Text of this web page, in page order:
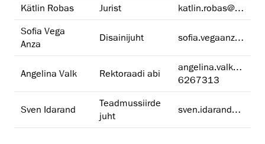
Kätlin Robas Jurist
katlin.robas@artun.ee
Sofia Vega
Anza
Disainijuht sofia.vegaanza@artun.ee
Angelina Valk Rektoraadi abi
angelina.valk@artun.ee
6267313
Sven Idarand
Teadmussiirde
juht
sven.idarand@artun.ee